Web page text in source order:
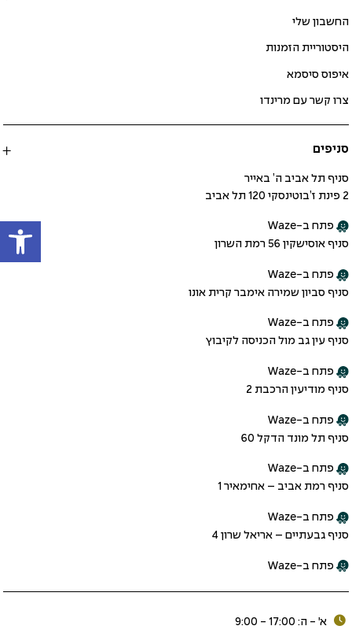
החשבון שלי
היסטוריית הזמנות
איפוס סיסמא
צרו קשר עם מרינדו
סניפים
סניף תל אביב ה’ באייר
2 פינת ז’בוטינסקי 120 תל אביב
פתח ב-Waze
סניף אוסישקין 56 רמת השרון
פתח ב-Waze
סניף סביון שמירה אימבר קרית אונו
פתח ב-Waze
סניף עין גב מול הכניסה לקיבוץ
פתח ב-Waze
סניף מודיעין הרכבת 2
פתח ב-Waze
סניף תל מונד הדקל 60
פתח ב-Waze
סניף רמת אביב – אחימאיר 1
פתח ב-Waze
סניף גבעתיים – אריאל שרון 4
פתח ב-Waze
א׳ - ה: 17:00 - 9:00